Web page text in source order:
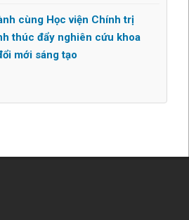
cùng Học viện Chính trị
thúc đẩy nghiên cứu khoa
mới sáng tạo